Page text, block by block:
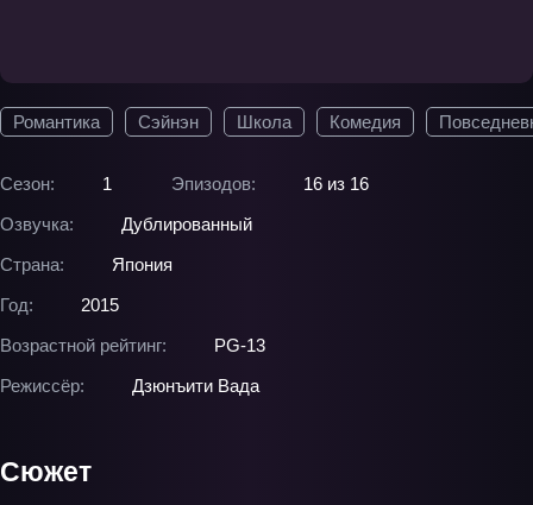
Романтика Сэйнэн Школа Комедия
Сезон: 1 Эпизодов:
16 из 16
Озвучка:
Дублированный
Страна:
Япония
Год:
2015
Возрастной рейтинг:
PG-13
Режиссёр:
Дзюнъити Вада
Сюжет